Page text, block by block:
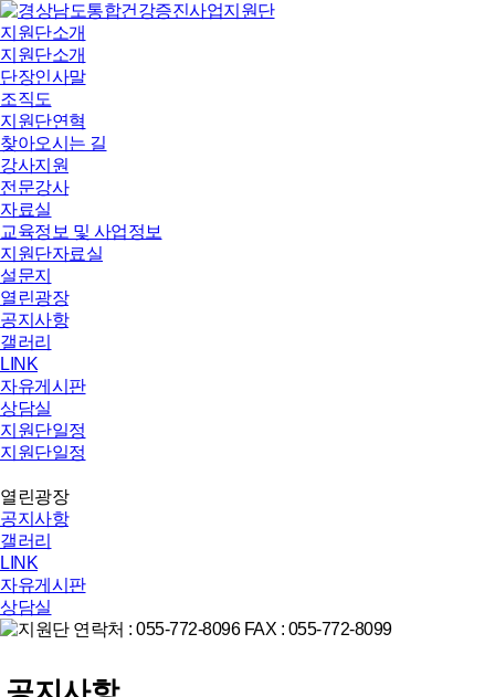
지원단소개
지원단소개
단장인사말
조직도
지원단연혁
찾아오시는 길
강사지원
전문강사
자료실
교육정보 및 사업정보
지원단자료실
설문지
열린광장
공지사항
갤러리
LINK
자유게시판
상담실
지원단일정
지원단일정
열린광장
공지사항
갤러리
LINK
자유게시판
상담실